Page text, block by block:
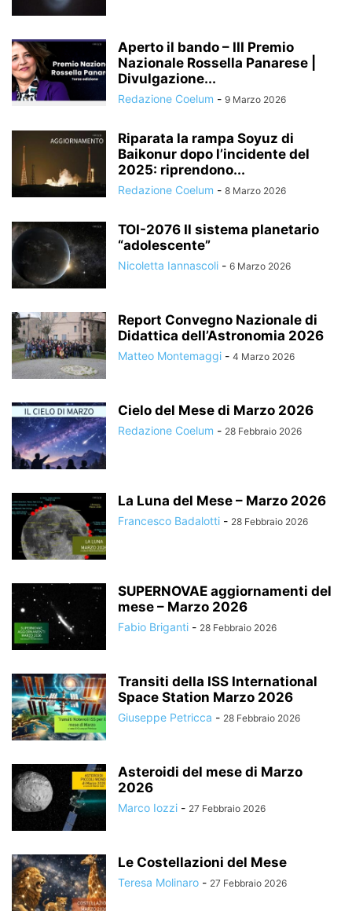
Aperto il bando – III Premio
Nazionale Rossella Panarese |
Divulgazione...
Redazione Coelum - 9 Marzo 2026
Riparata la rampa Soyuz di
Baikonur dopo l’incidente del
2025: riprendono...
Redazione Coelum - 8 Marzo 2026
TOI-2076 Il sistema planetario
“adolescente”
Nicoletta Iannascoli - 6 Marzo 2026
Report Convegno Nazionale di
Didattica dell’Astronomia 2026
Matteo Montemaggi - 4 Marzo 2026
Cielo del Mese di Marzo 2026
Redazione Coelum - 28 Febbraio 2026
La Luna del Mese – Marzo 2026
Francesco Badalotti - 28 Febbraio 2026
SUPERNOVAE aggiornamenti del
mese – Marzo 2026
Fabio Briganti - 28 Febbraio 2026
Transiti della ISS International
Space Station Marzo 2026
Giuseppe Petricca - 28 Febbraio 2026
Asteroidi del mese di Marzo
2026
Marco Iozzi - 27 Febbraio 2026
Le Costellazioni del Mese
Teresa Molinaro - 27 Febbraio 2026